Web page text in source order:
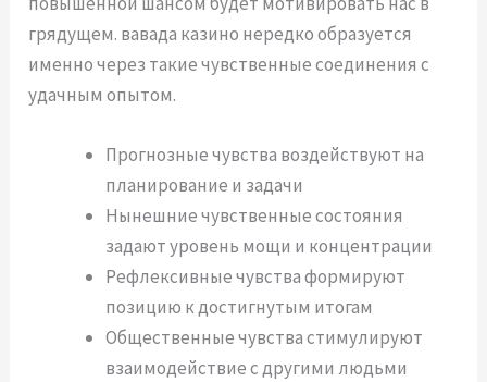
грядущем. вавада казино нередко образуется
именно через такие чувственные соединения с
удачным опытом.
Прогнозные чувства воздействуют на
планирование и задачи
Нынешние чувственные состояния
задают уровень мощи и концентрации
Рефлексивные чувства формируют
позицию к достигнутым итогам
Общественные чувства стимулируют
взаимодействие с другими людьми